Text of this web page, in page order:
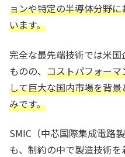
ョンや特定の半導体分野
います。
完全な最先端技術では米
ものの、 コストパフォー
して巨大な国内市場を背
みです。
SMIC（中芯国際集成電路
も、制約の中で製造技術を